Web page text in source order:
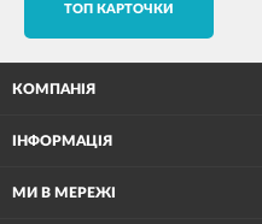
TОП КАРТОЧКИ
КОМПАНІЯ
ІНФОРМАЦІЯ
МИ В МЕРЕЖІ